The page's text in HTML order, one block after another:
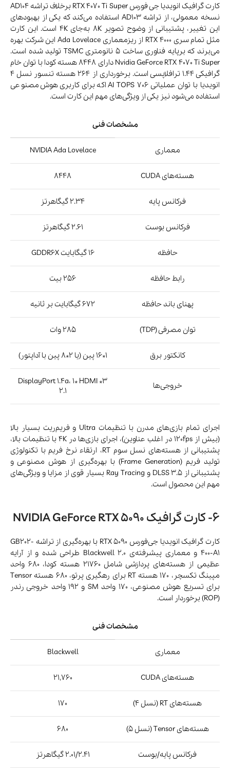
کارت گرافیک انویدیا جی فورس RTX 4070 Ti Super برخلاف تراشه AD104
نسخه‌ معمولی، از تراشه AD103 استفاده می‌کند که یکی از بهبودهای
این تغییر، پشتیبانی از وضوح تصویر 8K به‌جای 4K است. این کارت
مثل تمام سری RTX 4000 از ریزمعماری Ada Lovelace این شرکت بهره
می‌برند که برپایه فناوری ساخت 5 نانومتری TSMC تولید شده است.
Nvidia GeForce RTX 4070 Ti Super دارای 8448 هسته‌ کودا با توان خام
گرافیکی 1.44 ترافلاپسی است. برخورداری از 264 هسته‌ تنسور نسل 4
انویدیا با توان عملیاتی 706 AI TOPS اکه برای کاربری هوش‌مصنوعی
استفاده می‌شود نیز یکی از ویژگی‌های مهم این کارت است.
مشخصات فنی
معماری NVIDIA Ada Lovelace
هسته‌های CUDA 8448
فرکانس پایه 2.34 گیگاهرتز
فرکانس بوست 2.61 گیگاهرتز
حافظه 16 گیگابایت GDDR6X
رابط حافظه 256 بیت
پهنای باند حافظه 672 گیگابایت بر ثانیه
توان مصرفی (TDP) 285 وات
کانکتور برق 1*16 پین (یا 2*8 پین با آداپتور)
خروجی‌ها
3* DisplayPort 1.4a، 1* HDMI
2.1
اجرای تمام بازی‌های مدرن با تنظیمات Ultra و فریم‌ریت بسیار بالا
(بیش از 120fps در اغلب عناوین)، اجرای بازی‌ها در 4K با تنظیمات بالا،
پشتیبانی از هسته‌های نسل سوم RT، ارتقاء نرخ فریم با تکنولوژی
تولید فریم (Frame Generation) با بهره‌گیری از هوش مصنوعی و
پشتیبانی از DLSS 3.5 و Ray Tracing بسیار قوی از مزایا و ویژگی‌های
مهم این محصول است.
6- کارت گرافیک NVIDIA GeForce RTX 5090
کارت گرافیک انویدیا جی‌فورس RTX 5090 با بهره‌گیری از تراشه‌ GB202-
400-A1 و معماری پیشرفته‌ی Blackwell 2.0 طراحی شده و از آرایه‌
عظیمی از هسته‌های پردازشی شامل 21760 هسته‌ کودا، 680 واحد
مپینگ تکسچر، 170 هسته‌ RT برای رهگیری پرتو، 680 هسته‌ Tensor
برای تسریع هوش مصنوعی، 170 واحد SM و 192 واحد خروجی رندر
(ROP) برخوردار است.
مشخصات فنی
معماری Blackwell
هسته‌های CUDA 21,760
هسته‌های RT (نسل ۴) 170
هسته‌های Tensor (نسل ۵) 680
فرکانس پایه/بوست 2.01/2.41 گیگاهرتز